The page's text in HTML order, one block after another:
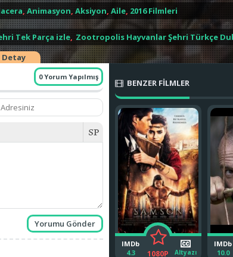
,Animasyon,Aksiyon, Aile, 2016 Filmleri
Tek Parça izle, Zootropolis Hayvanlar Şehri Türkçe
Detay
0 Yorum Yapılmış
BENZER FİLMLER
IMDb
4.3
1080P Altyazı
IMDb
10.0